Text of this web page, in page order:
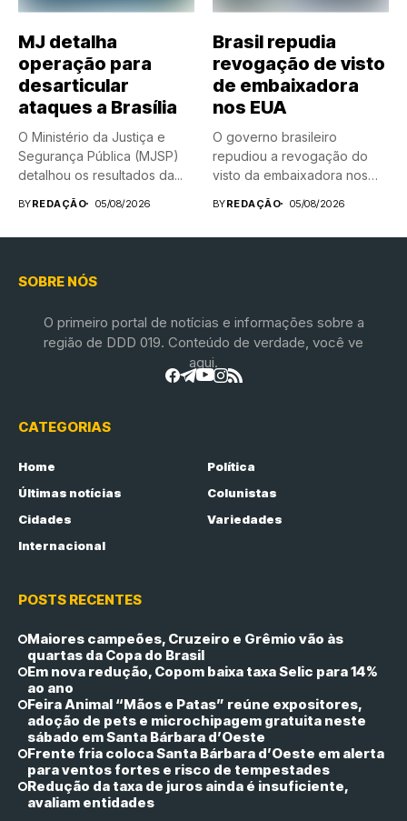
MJ detalha
operação para
desarticular
ataques a Brasília
O Ministério da Justiça e
Segurança Pública (MJSP)
detalhou os resultados da...
BYREDAÇÃO 05/08/2026
Brasil repudia
revogação de visto
de embaixadora
nos EUA
O governo brasileiro
repudiou a revogação do
visto da embaixadora nos
BYREDAÇÃO 05/08/2026
SOBRE NÓS
O primeiro portal de notícias e informações sobre a
região de DDD 019. Conteúdo de verdade, você ve
aqui.
CATEGORIAS
Home
Política
Últimas notícias
Colunistas
Cidades
Variedades
Internacional
POSTS RECENTES
Maiores campeões, Cruzeiro e Grêmio vão às
quartas da Copa do Brasil
Em nova redução, Copom baixa taxa Selic para 14%
ao ano
Feira Animal “Mãos e Patas” reúne expositores,
adoção de pets e microchipagem gratuita neste
sábado em Santa Bárbara d’Oeste
Frente fria coloca Santa Bárbara d’Oeste em alerta
para ventos fortes e risco de tempestades
Redução da taxa de juros ainda é insuficiente,
avaliam entidades